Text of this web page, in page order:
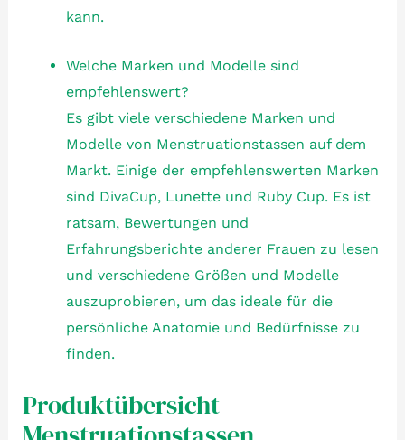
kann.
Welche Marken und Modelle sind
empfehlenswert?
Es gibt viele verschiedene Marken und
Modelle von Menstruationstassen auf dem
Markt. Einige der empfehlenswerten Marken
sind DivaCup, Lunette und Ruby Cup. Es ist
ratsam, Bewertungen und
Erfahrungsberichte anderer Frauen zu lesen
und verschiedene Größen und Modelle
auszuprobieren, um das ideale für die
persönliche Anatomie und Bedürfnisse zu
finden.
Produktübersicht